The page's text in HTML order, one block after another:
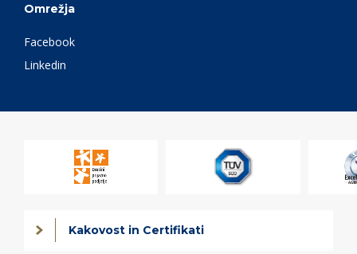
Omrežja
Facebook
Linkedin
Kakovost in Certifikati